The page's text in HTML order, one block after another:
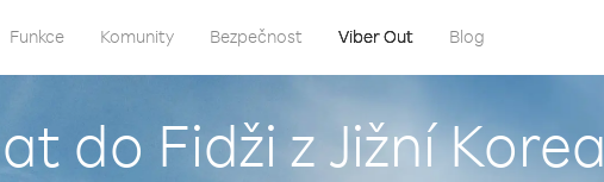
Funkce Komunity Bezpečnost Viber Out Blog
do Fidži z Jižní Korea